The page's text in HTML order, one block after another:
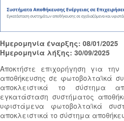
Ημερομηνία έναρξης: 08/01/2025
Ημερομηνία λήξης: 30/09/2025
Αποκτήστε επιχορήγηση για
αποθήκευσης σε φωτοβολταϊκά
αποκλειστικά το σύστημα
εγκατάσταση συστήματος
υφιστάμενα φωτοβολταϊκά
αποκλειστικά το σύστημα